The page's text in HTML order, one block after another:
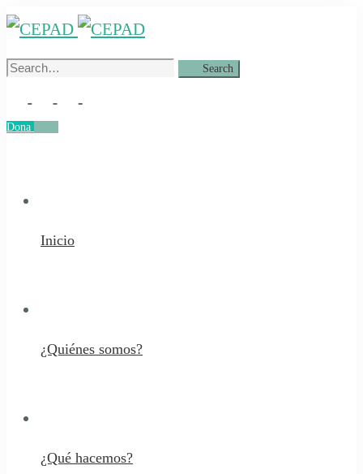
Search
Search
Dona
Inicio
¿Quiénes somos?
¿Qué hacemos?